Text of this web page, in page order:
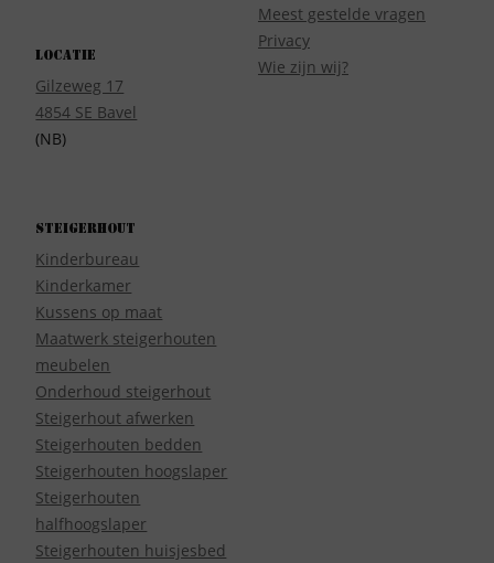
Locatie
Gilzeweg 17
4854 SE Bavel
(NB)
Meest gestelde vragen
Privacy
Wie zijn wij?
Steigerhout
Kinderbureau
Kinderkamer
Kussens op maat
Maatwerk steigerhouten
meubelen
Onderhoud steigerhout
Steigerhout afwerken
Steigerhouten bedden
Steigerhouten hoogslaper
Steigerhouten
halfhoogslaper
Steigerhouten huisjesbed